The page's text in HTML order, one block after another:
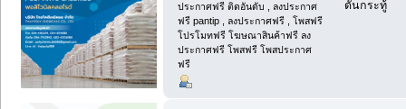
ประกาศฟรี ติดอันดับ , ลงประกาศ
ฟรี pantip , ลงประกาศฟรี , โพสฟรี
โปรโมทฟรี โฆษณาสินค้าฟรี ลง
ประกาศฟรี โพสฟรี โพสประกาศ
ฟรี
ดันกระทู้